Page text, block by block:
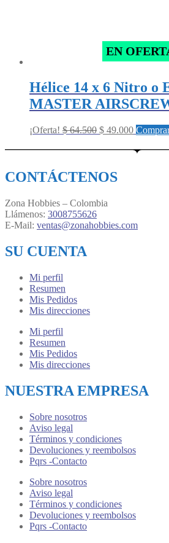
EN
Hélice 14 x 6 Nitro o
MASTER
¡Oferta! $64.500 Original
was:
$ 49.000Current
is:
CONTÁCTENOS
Zona Hobbies – Colombia
Llámenos: 3008755626
E-Mail: ventas@zonahobbies.com
SU CUENTA
Mi perfil
Resumen
Mis Pedidos
Mis direcciones
Mi perfil
Resumen
Mis Pedidos
Mis direcciones
NUESTRA EMPRESA
Sobre nosotros
Aviso legal
Términos y condiciones
Devoluciones y reembolsos
Pqrs -Contacto
Sobre nosotros
Aviso legal
Términos y condiciones
Devoluciones y reembolsos
Pqrs -Contacto